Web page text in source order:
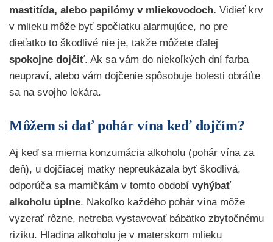
mastitída, alebo papilómy v mliekovodoch. Vidieť krv
v mlieku môže byť spočiatku alarmujúce, no pre
dieťatko to škodlivé nie je, takže môžete ďalej
spokojne dojčiť. Ak sa vám do niekoľkých dní farba
neupraví, alebo vám dojčenie spôsobuje bolesti obráťte
sa na svojho lekára.
Môžem si dať pohár vína keď dojčím?
Aj keď sa mierna konzumácia alkoholu (pohár vína za
deň), u dojčiacej matky nepreukázala byť škodlivá,
odporúča sa mamičkám v tomto období vyhýbať
alkoholu úplne. Nakoľko každého pohár vína môže
vyzerať rôzne, netreba vystavovať bábätko zbytočnému
riziku. Hladina alkoholu je v materskom mlieku